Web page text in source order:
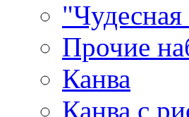
Прочие
Канва
Канва с